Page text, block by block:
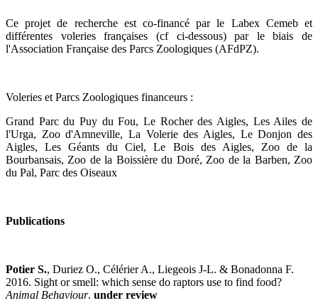
Ce projet de recherche est co-financé par le Labex Cemeb et
différentes voleries françaises (cf ci-dessous) par le biais de
l'Association Française des Parcs Zoologiques (AFdPZ).
Voleries et Parcs Zoologiques financeurs :
Grand Parc du Puy du Fou, Le Rocher des Aigles, Les Ailes de
l'Urga, Zoo d'Amneville, La Volerie des Aigles, Le Donjon des
Aigles, Les Géants du Ciel, Le Bois des Aigles, Zoo de la
Bourbansais, Zoo de la Boissière du Doré, Zoo de la Barben, Zoo
du Pal, Parc des Oiseaux
Publications
Potier S., Duriez O., Célérier A., Liegeois J-L. & Bonadonna F.
2016. Sight or smell: which sense do raptors use to find food?
Animal Behaviour. under review